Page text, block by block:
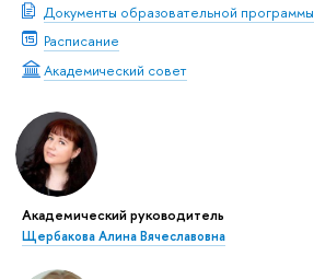
Документы образовательной программы
Расписание
Академический совет
Академический руководитель
Щербакова Алина Вячеславовна